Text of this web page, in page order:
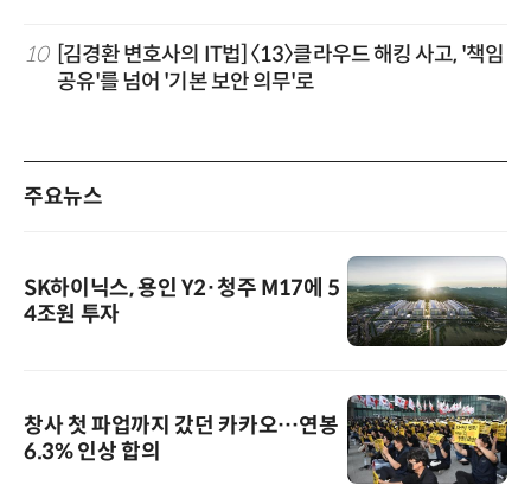
10
[김경환 변호사의 IT법] 〈13〉클라우드 해킹 사고, '책임
공유'를 넘어 '기본 보안 의무'로
주요뉴스
SK하이닉스, 용인 Y2·청주 M17에 5
4조원 투자
창사 첫 파업까지 갔던 카카오…연봉
6.3% 인상 합의